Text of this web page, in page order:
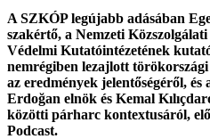
A SZKÓP legújabb adásában
szakértő, a Nemzeti
Védelmi Kutatóintézetének
nemrégiben lezajlott
az eredmények jelentőségéről,
Erdoğan elnök és Kemal
közötti párharc kontextusáról,
Podcast.